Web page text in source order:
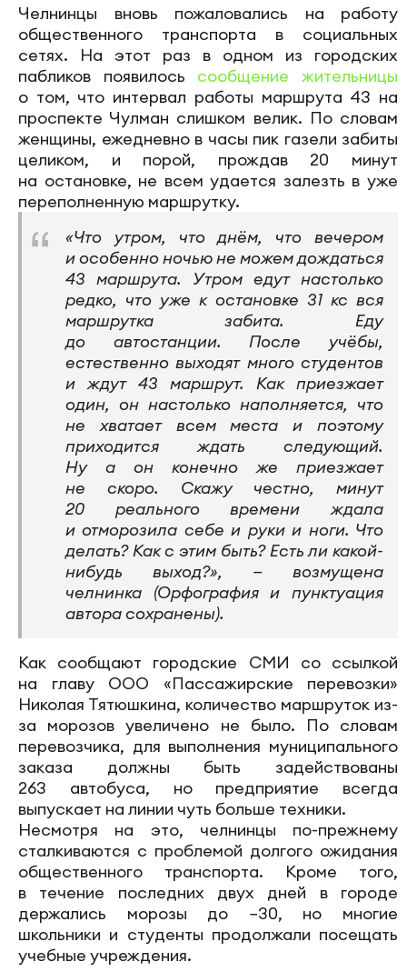
Челнинцы вновь пожаловались на работу
общественного транспорта в социальных
сетях. На этот раз в одном из городских
пабликов появилось сообщение жительницы
о том, что интервал работы маршрута 43 на
проспекте Чулман слишком велик. По словам
женщины, ежедневно в часы пик газели забиты
целиком, и порой, прождав 20 минут
на остановке, не всем удается залезть в уже
переполненную маршрутку.
«Что утром, что днём, что вечером
и особенно ночью не можем дождаться
43 маршрута. Утром едут настолько
редко, что уже к остановке 31 кс вся
маршрутка забита. Еду
до автостанции. После учёбы,
естественно выходят много студентов
и ждут 43 маршрут. Как приезжает
один, он настолько наполняется, что
не хватает всем места и поэтому
приходится ждать следующий.
Ну а он конечно же приезжает
не скоро. Скажу честно, минут
20 реального времени ждала
и отморозила себе и руки и ноги. Что
делать? Как с этим быть? Есть ли какой-
нибудь выход?», — возмущена
челнинка (Орфография и пунктуация
автора сохранены).
Как сообщают городские СМИ со ссылкой
на главу ООО «Пассажирские перевозки»
Николая Тятюшкина, количество маршруток из-
за морозов увеличено не было. По словам
перевозчика, для выполнения муниципального
заказа должны быть задействованы
263 автобуса, но предприятие всегда
выпускает на линии чуть больше техники.
Несмотря на это, челнинцы по-прежнему
сталкиваются с проблемой долгого ожидания
общественного транспорта. Кроме того,
в течение последних двух дней в городе
держались морозы до −30, но многие
школьники и студенты продолжали посещать
учебные учреждения.